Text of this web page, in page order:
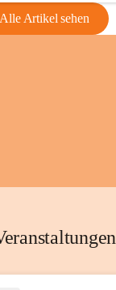
Alle Artikel sehen